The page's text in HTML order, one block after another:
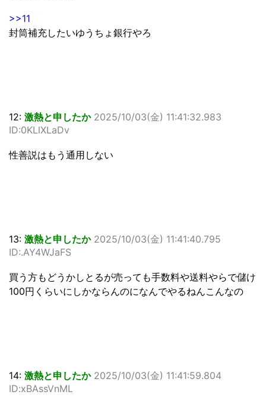
>>11
封筒補充したいゆうちょ銀行やろ
12: 激熱と申したか 2025/10/03(金) 11:41:32.983
ID:0KLlXLaDv
性善説はもう通用しない
13: 激熱と申したか 2025/10/03(金) 11:41:40.795
ID:.AY4WJaFS
買う方もどうかしとるが売っても手数料や送料やらで儲け
100円くらいにしかならんのになんでやるねんこんなの
14: 激熱と申したか 2025/10/03(金) 11:41:59.804
ID:xBAssVnML